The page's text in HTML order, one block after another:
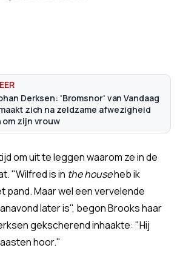
Derksen: 'Bromsnor' van Vandaag
zich na zeldzame afwezigheid
om zijn vrouw
om uit te leggen waarom ze in de
"Wilfred is in the househeb ik
pand. Maar wel een vervelende
later is", begon Brooks haar
gekscherend inhaakte: "Hij
hoor."